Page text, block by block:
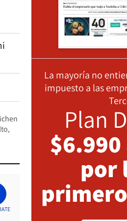
La mayoría no
impuesto a las
Plan
por